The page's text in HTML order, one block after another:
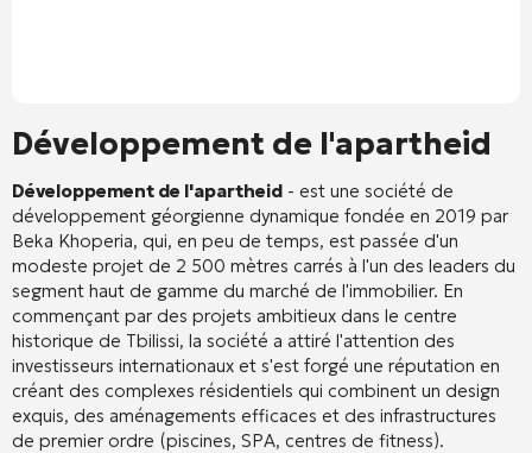
Développement de l'apartheid
Développement de l'apartheid - est une société de
développement géorgienne dynamique fondée en 2019 par
Beka Khoperia, qui, en peu de temps, est passée d'un
modeste projet de 2 500 mètres carrés à l'un des leaders du
segment haut de gamme du marché de l'immobilier. En
commençant par des projets ambitieux dans le centre
historique de Tbilissi, la société a attiré l'attention des
investisseurs internationaux et s'est forgé une réputation en
créant des complexes résidentiels qui combinent un design
exquis, des aménagements efficaces et des infrastructures
de premier ordre (piscines, SPA, centres de fitness).